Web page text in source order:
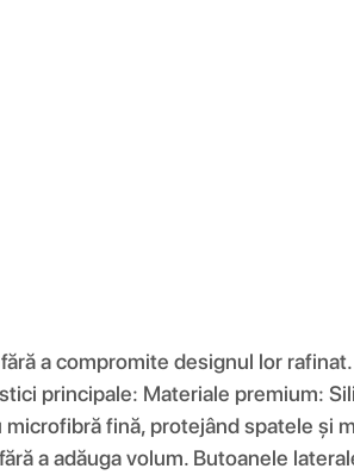
a compromite designul lor
principale: Materiale premium:
fină, protejând spatele și
a adăuga volum. Butoanele